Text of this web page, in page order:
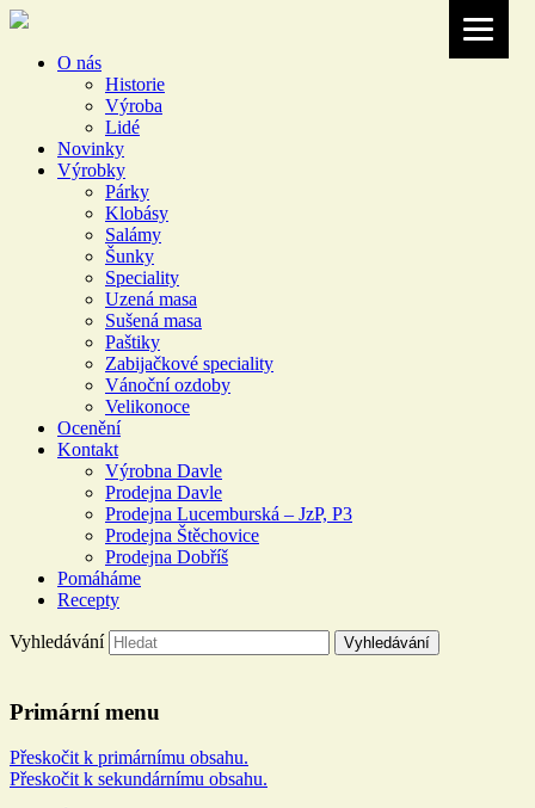
O nás
Historie
Výroba
Lidé
Novinky
Výrobky
Párky
Klobásy
Salámy
Šunky
Speciality
Uzená masa
Sušená masa
Paštiky
Zabijačkové speciality
Vánoční ozdoby
Velikonoce
Ocenění
Kontakt
Výrobna Davle
Prodejna Davle
Prodejna Lucemburská – JzP, P3
Prodejna Štěchovice
Prodejna Dobříš
Pomáháme
Recepty
DOLEJŠÍCH
Více než 100 let rodinné tradice
Vyhledávání
Primární menu
Přeskočit k primárnímu obsahu.
Přeskočit k sekundárnímu obsahu.